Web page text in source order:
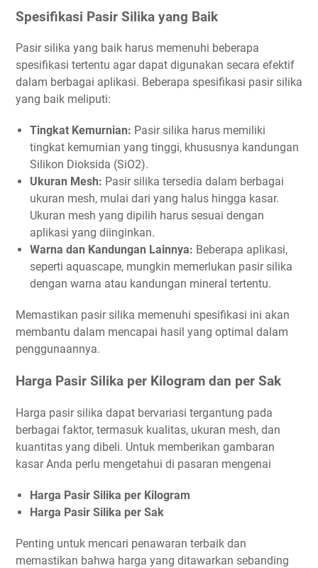
Spesifikasi Pasir Silika yang Baik
Pasir silika yang baik harus memenuhi beberapa
spesifikasi tertentu agar dapat digunakan secara efektif
dalam berbagai aplikasi. Beberapa spesifikasi pasir silika
yang baik meliputi:
Tingkat Kemurnian: Pasir silika harus memiliki
tingkat kemurnian yang tinggi, khususnya kandungan
Silikon Dioksida (SiO2).
Ukuran Mesh: Pasir silika tersedia dalam berbagai
ukuran mesh, mulai dari yang halus hingga kasar.
Ukuran mesh yang dipilih harus sesuai dengan
aplikasi yang diinginkan.
Warna dan Kandungan Lainnya: Beberapa aplikasi,
seperti aquascape, mungkin memerlukan pasir silika
dengan warna atau kandungan mineral tertentu.
Memastikan pasir silika memenuhi spesifikasi ini akan
membantu dalam mencapai hasil yang optimal dalam
penggunaannya.
Harga Pasir Silika per Kilogram dan per Sak
Harga pasir silika dapat bervariasi tergantung pada
berbagai faktor, termasuk kualitas, ukuran mesh, dan
kuantitas yang dibeli. Untuk memberikan gambaran
kasar Anda perlu mengetahui di pasaran mengenai
Harga Pasir Silika per Kilogram
Harga Pasir Silika per Sak
Penting untuk mencari penawaran terbaik dan
memastikan bahwa harga yang ditawarkan sebanding